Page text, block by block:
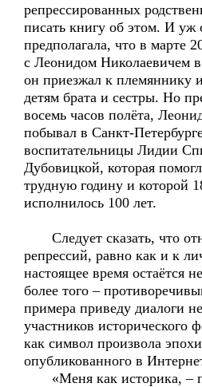
репрессированных
писать книгу об этом. И уж
предполагала, что в марте
с Леонидом Николаевичем
он приезжал к племяннику
детям брата и сестры. Но
восемь часов полёта,
побывал в Санкт-
воспитательницы Лидии
Дубовицкой, которая
трудную годину и которой
исполнилось 100 лет.
Следует сказать, что
репрессий, равно как и к
настоящее время остаётся
более того –
примера приведу диалоги
участников
как символ произвола
опубликованного в
«Меня как историка, –